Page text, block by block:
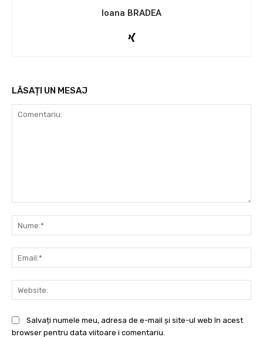
Ioana BRADEA
LĂSAȚI UN MESAJ
Salvați numele meu, adresa de e-mail și site-ul web în acest
browser pentru data viitoare i comentariu.